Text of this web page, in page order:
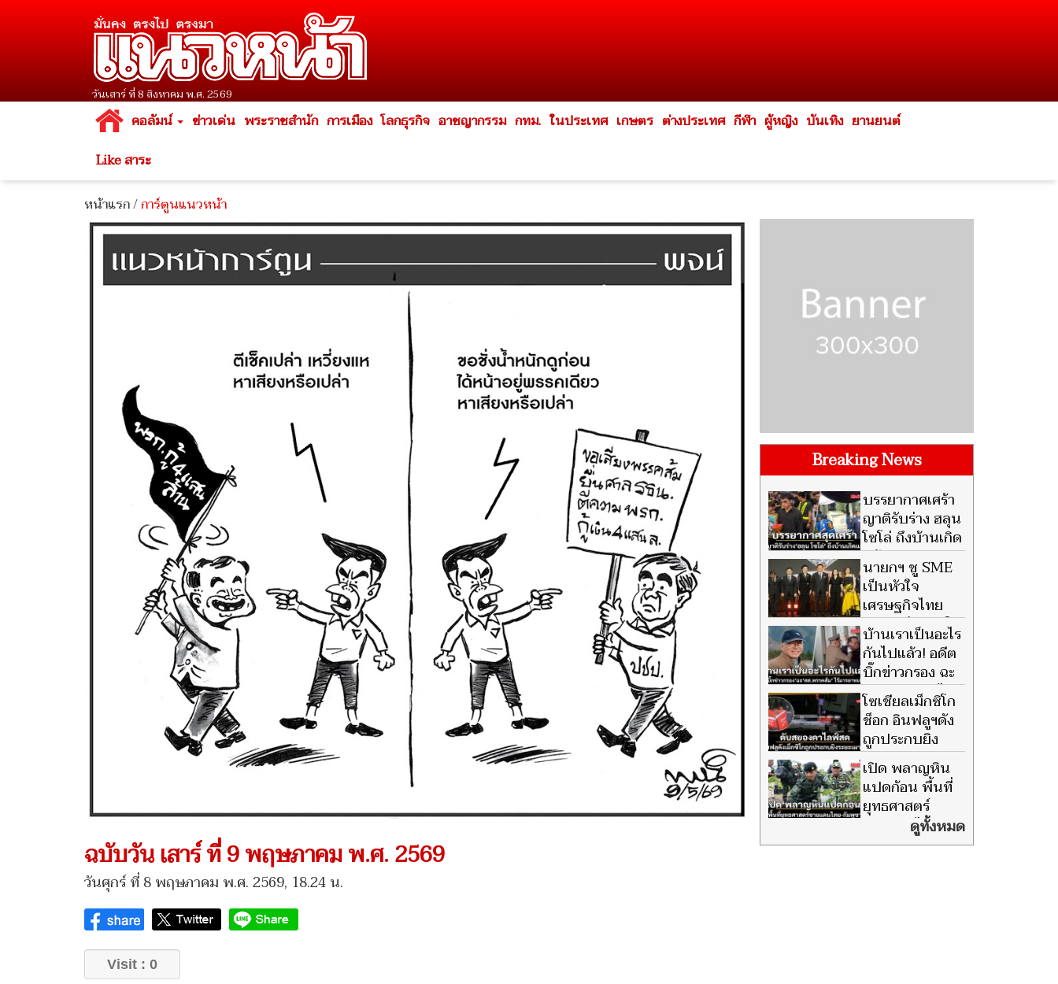
วันเสาร์ ที่ 8 สิงหาคม พ.ศ. 2569
คอลัมน์ ข่าวเด่น พระราชสำนัก การเมือง โลกธุรกิจ อาชญากรรม กทม. ในประเทศ เกษตร ต่างประเทศ กีฬา ผู้หญิง บันเทิง ยานยนต์
Like สาระ
หน้าแรก/การ์ตูนแนวหน้า
ฉบับวัน เสาร์ ที่ 9 พฤษภาคม พ.ศ. 2569
วันศุกร์ ที่ 8 พฤษภาคม พ.ศ. 2569, 18.24 น.
Visit : 0
Breaking News
บรรยากาศเศร้า
ญาติรับร่าง ฮลุน
โซโล่ ถึงบ้านเกิด
แล้ว
นายกฯ ชู SME
เป็นหัวใจ
เศรษฐกิจไทย
พร้อมเป็น ลมใต้
ปีก ยกระดับขีดความสามารถ
แข่งขันเติบโตยั่งยืน
บ้านเราเป็นอะไร
กันไปแล้ว! อดีต
บิ๊กข่าวกรอง ฉะ
สส.พรรคส้ม ไร้
มารยาทเจ้าบ้าน ต้าน 'มิน ออง
ไลง์' เยือนไทย
โซเชียลเม็กซิโก
ช็อก อินฟลูฯดัง
ถูกประกบยิง
ระยะเผาขน ดับ
สยองคาไลฟ์สดเปิด พลาญหิน
แปดก้อน พื้นที่
ยุทธศาสตร์
ชายแดนไทย-
กัมพูชา วินธัย ชี้ยังมีทุ่นระเบิด
ดูทั้งหมด